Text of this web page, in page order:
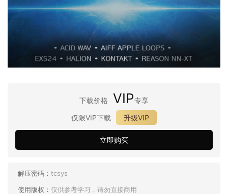
下载价格 VIP专享
仅限VIP下载
升级VIP
立即购买
解压密码： tcsys
使用版权： 仅供参考学习，请勿直接商用